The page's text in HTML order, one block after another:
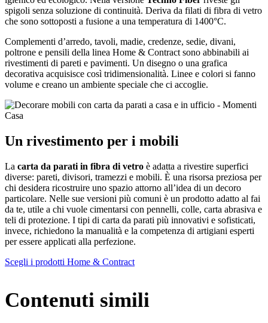
spigoli senza soluzione di continuità. Deriva da filati di fibra di vetro
che sono sottoposti a fusione a una temperatura di 1400°C.
Complementi d’arredo, tavoli, madie, credenze, sedie, divani,
poltrone e pensili della linea Home & Contract sono abbinabili ai
rivestimenti di pareti e pavimenti. Un disegno o una grafica
decorativa acquisisce così tridimensionalità. Linee e colori si fanno
volume e creano un ambiente speciale che ci accoglie.
Un rivestimento per i mobili
La carta da parati in fibra di vetro è adatta a rivestire superfici
diverse: pareti, divisori, tramezzi e mobili. È una risorsa preziosa per
chi desidera ricostruire uno spazio attorno all’idea di un decoro
particolare. Nelle sue versioni più comuni è un prodotto adatto al fai
da te, utile a chi vuole cimentarsi con pennelli, colle, carta abrasiva e
teli di protezione. I tipi di carta da parati più innovativi e sofisticati,
invece, richiedono la manualità e la competenza di artigiani esperti
per essere applicati alla perfezione.
Scegli i prodotti Home & Contract
Contenuti simili